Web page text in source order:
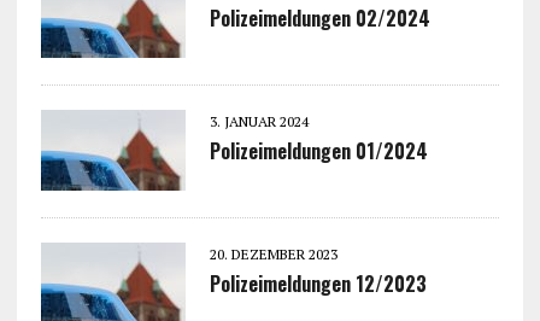
Polizeimeldungen 02/2024
3. JANUAR 2024
Polizeimeldungen 01/2024
20. DEZEMBER 2023
Polizeimeldungen 12/2023